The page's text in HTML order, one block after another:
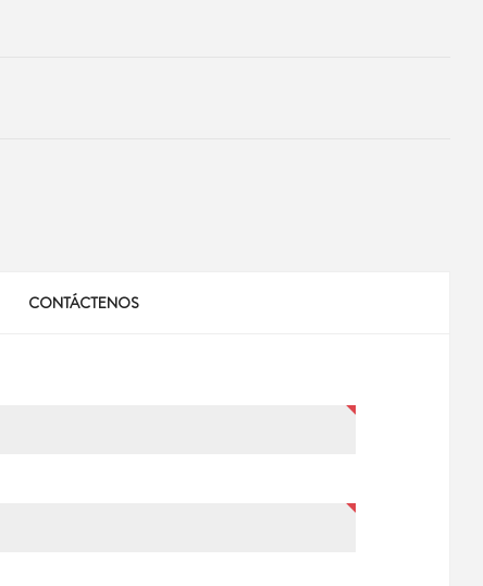
CONTÁCTENOS